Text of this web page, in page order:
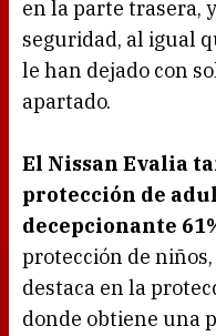
en la parte trasera,
seguridad, al igual
le han dejado con
apartado.
El Nissan Evalia
protección de
decepcionante
protección de
destaca en la
donde obtiene una